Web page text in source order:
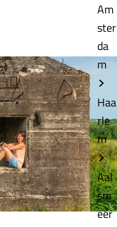
Am
ster
da
m
Haa
rle
m
Aal
sm
eer